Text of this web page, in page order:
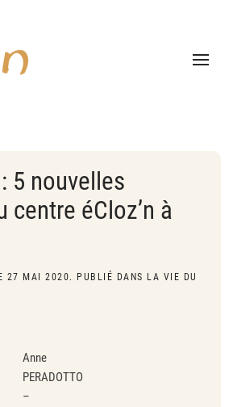
5 nouvelles
centre éCloz’n à
27 MAI 2020. PUBLIÉ DANS LA VIE DU
Anne
PERADOTTO
–